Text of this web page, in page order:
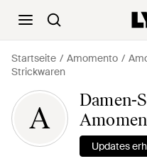
Startseite Amomento
Strickwaren
A
Damen-
Updates